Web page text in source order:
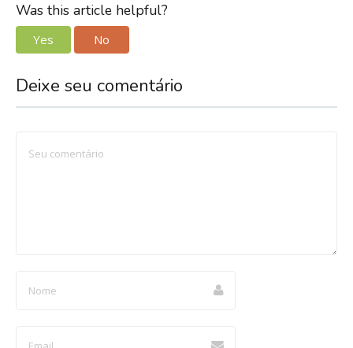
Was this article helpful?
Yes No
Deixe seu comentário